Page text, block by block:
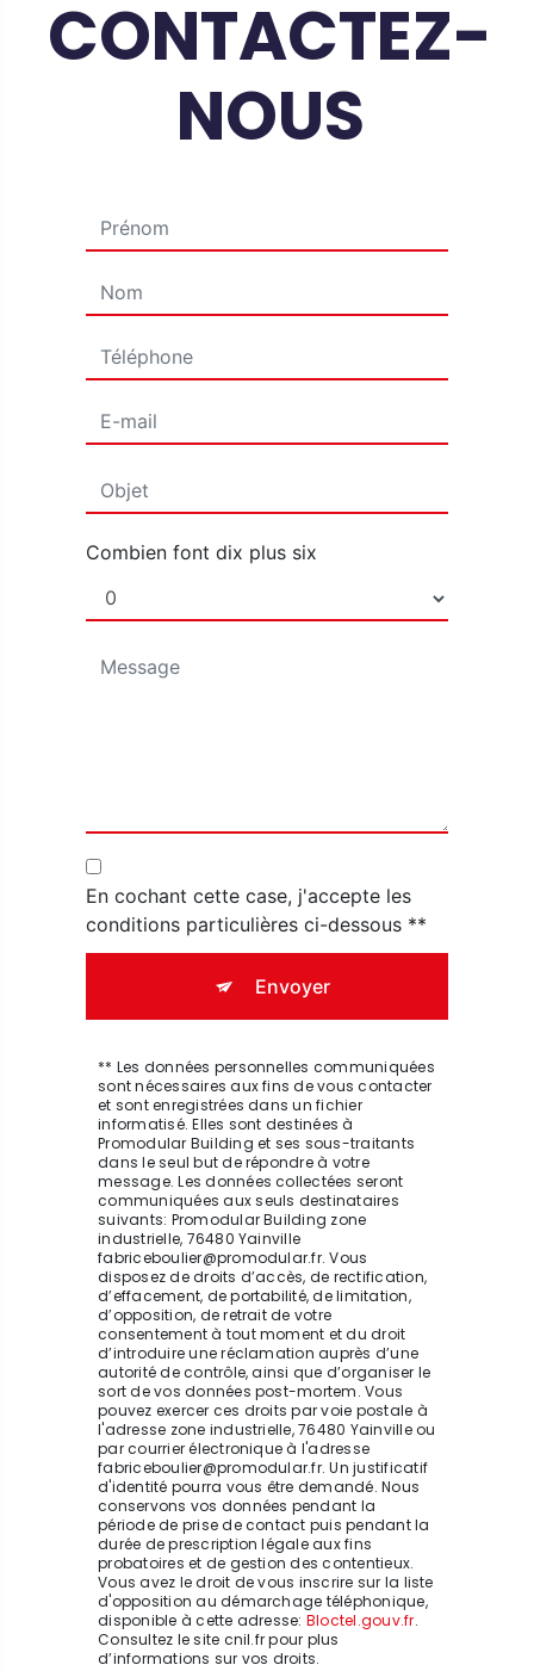
CONTACTEZ-
NOUS
Combien font dix plus six
En cochant cette case, j'accepte les
conditions particulières ci-dessous **
Envoyer
** Les données personnelles communiquées
sont nécessaires aux fins de vous contacter
et sont enregistrées dans un fichier
informatisé. Elles sont destinées à
Promodular Building et ses sous-traitants
dans le seul but de répondre à votre
message. Les données collectées seront
communiquées aux seuls destinataires
suivants: Promodular Building zone
industrielle, 76480 Yainville
fabriceboulier@promodular.fr. Vous
disposez de droits d’accès, de rectification,
d’effacement, de portabilité, de limitation,
d’opposition, de retrait de votre
consentement à tout moment et du droit
d’introduire une réclamation auprès d’une
autorité de contrôle, ainsi que d’organiser le
sort de vos données post-mortem. Vous
pouvez exercer ces droits par voie postale à
l'adresse zone industrielle, 76480 Yainville ou
par courrier électronique à l'adresse
fabriceboulier@promodular.fr. Un justificatif
d'identité pourra vous être demandé. Nous
conservons vos données pendant la
période de prise de contact puis pendant la
durée de prescription légale aux fins
probatoires et de gestion des contentieux.
Vous avez le droit de vous inscrire sur la liste
d'opposition au démarchage téléphonique,
disponible à cette adresse: Bloctel.gouv.fr.
Consultez le site cnil.fr pour plus
d’informations sur vos droits.